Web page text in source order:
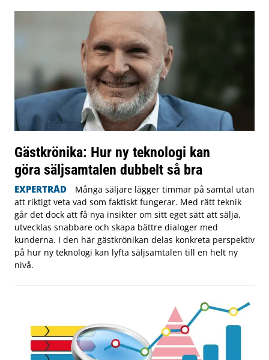
Gästkrönika: Hur ny teknologi kan
göra säljsamtalen dubbelt så bra
EXPERTRÅD
Många säljare lägger timmar på samtal utan
att riktigt veta vad som faktiskt fungerar. Med rätt teknik
går det dock att få nya insikter om sitt eget sätt att sälja,
utvecklas snabbare och skapa bättre dialoger med
kunderna. I den här gästkrönikan delas konkreta perspektiv
på hur ny teknologi kan lyfta säljsamtalen till en helt ny
nivå.